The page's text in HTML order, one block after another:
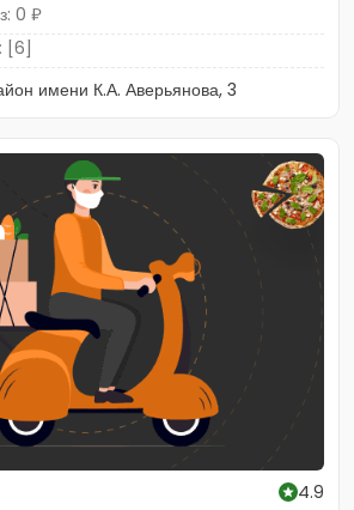
0 ₽
[6]
имени К.А. Аверьянова, 3
4.9